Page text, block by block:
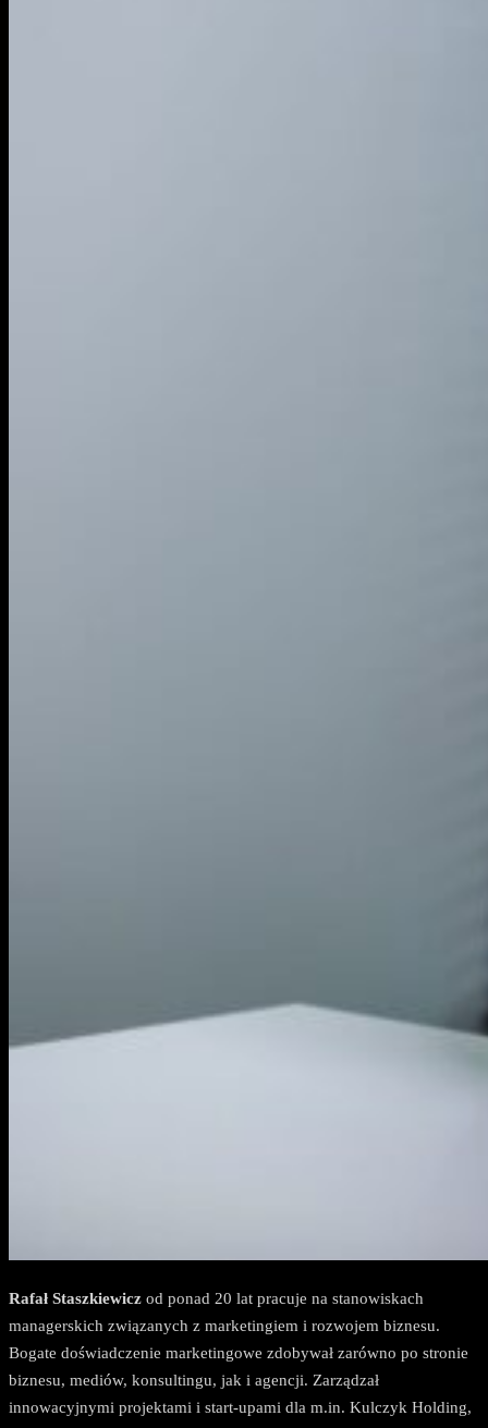
Rafał Staszkiewicz od ponad 20 lat pracuje na stanowiskach
managerskich związanych z marketingiem i rozwojem biznesu.
Bogate doświadczenie marketingowe zdobywał zarówno po stronie
biznesu, mediów, konsultingu, jak i agencji. Zarządzał
innowacyjnymi projektami i start-upami dla m.in. Kulczyk Holding,